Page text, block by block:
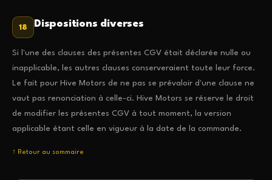
18 Dispositions diverses
Si l'une des clauses des présentes CGV était déclarée nulle ou
inapplicable, les autres clauses conserveraient toute leur force.
Le fait pour Hive Motors de ne pas se prévaloir d'une clause ne
vaut pas renonciation à celle-ci. Hive Motors se réserve le droit
de modifier les présentes CGV à tout moment, la version
applicable étant celle en vigueur à la date de la commande.
↑ Retour au sommaire